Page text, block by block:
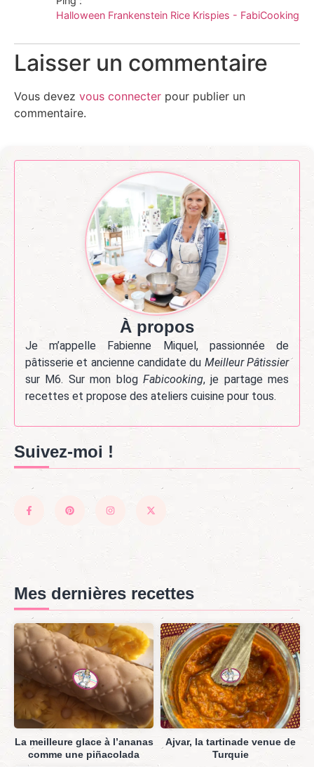
Halloween Frankenstein Rice Krispies - FabiCooking
Laisser un commentaire
Vous devez vous connecter pour publier un
commentaire.
À propos
Je m’appelle Fabienne Miquel, passionnée de
pâtisserie et ancienne candidate du Meilleur Pâtissier
sur M6. Sur mon blog Fabicooking, je partage mes
recettes et propose des ateliers cuisine pour tous.
Suivez-moi !
Mes dernières recettes
La meilleure glace à l’ananas
comme une piñacolada
Ajvar, la tartinade venue de
Turquie